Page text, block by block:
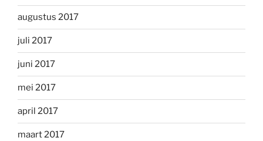
augustus 2017
juli 2017
juni 2017
mei 2017
april 2017
maart 2017